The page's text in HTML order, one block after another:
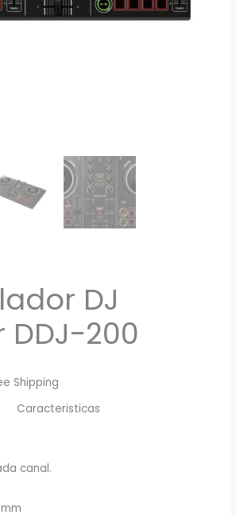
DJ
DDJ-200
Shipping
Caracteristicas
canal.